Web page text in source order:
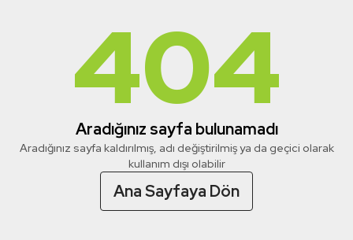
404
Aradığınız sayfa bulunamadı
Aradığınız sayfa kaldırılmış, adı değiştirilmiş ya da geçici olarak
kullanım dışı olabilir
Ana Sayfaya Dön